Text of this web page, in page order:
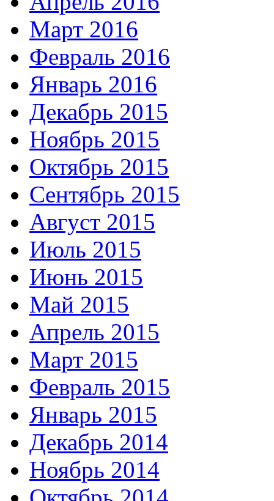
Март 2016
Февраль 2016
Январь 2016
Декабрь 2015
Ноябрь 2015
Октябрь 2015
Сентябрь 2015
Август 2015
Июль 2015
Июнь 2015
Май 2015
Апрель 2015
Март 2015
Февраль 2015
Январь 2015
Декабрь 2014
Ноябрь 2014